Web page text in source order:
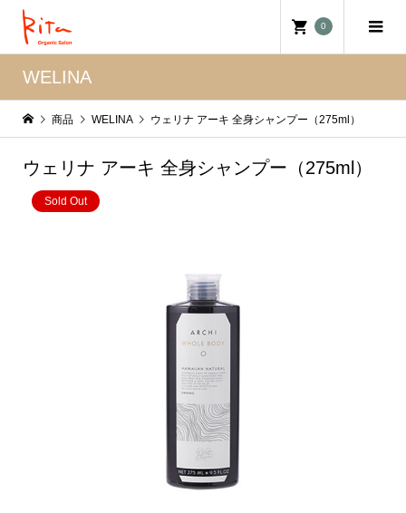
0
WELINA
商品 WELINA ウェリナ アーキ 全身シャンプー（275ml）
ウェリナ アーキ 全身シャンプー（275ml）
Sold Out